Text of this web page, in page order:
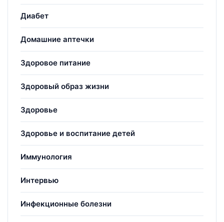
Диабет
Домашние аптечки
Здоровое питание
Здоровый образ жизни
Здоровье
Здоровье и воспитание детей
Иммунология
Интервью
Инфекционные болезни